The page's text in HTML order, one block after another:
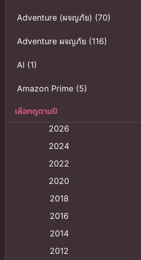
Adventure (ผจญภัย) (70)
Adventure ผจญภัย (116)
AI (1)
Amazon Prime (5)
Anal (ประตูหลัง)
Animation การ์ตูน
Animation อนิเมะ
Animation แอนิเมชัน
(9)
เลือกดูตามปี
2026
2024
2022
2020
2018
2016
2014
2012